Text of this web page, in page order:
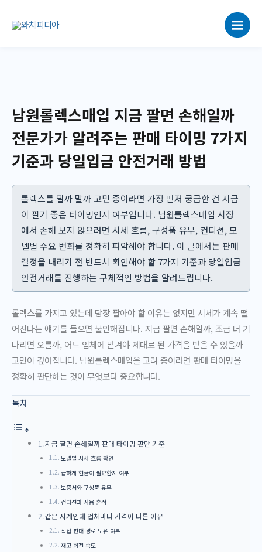
로
남원롤렉스매입 지금 팔면 손해일까
전문가가 알려주는 판매 타이밍 7가지
기준과 당일입금 안전거래 방법
롤렉스를 팔까 말까 고민 중이라면 가장 먼저 궁금한 건 지금
이 팔기 좋은 타이밍인지 여부입니다. 남원롤렉스매입 시장
에서 손해 보지 않으려면 시세 흐름, 구성품 유무, 컨디션, 모
델별 수요 변화를 정확히 파악해야 합니다. 이 글에서는 판매
결정을 내리기 전 반드시 확인해야 할 7가지 기준과 당일입금
안전거래를 진행하는 구체적인 방법을 알려드립니다.
롤렉스를 가지고 있는데 당장 팔아야 할 이유는 없지만 시세가 계속 떨
어진다는 얘기를 들으면 불안해집니다. 지금 팔면 손해일까, 조금 더 기
다리면 오를까, 어느 업체에 맡겨야 제대로 된 가격을 받을 수 있을까
고민이 깊어집니다. 남원롤렉스매입을 고려 중이라면 판매 타이밍을
정확히 판단하는 것이 무엇보다 중요합니다.
목차
지금 팔면 손해일까 판매 타이밍 판단 기준
모델별 시세 흐름 확인
급하게 현금이 필요한지 여부
보증서와 구성품 유무
컨디션과 사용 흔적
같은 시계인데 업체마다 가격이 다른 이유
직접 판매 경로 보유 여부
재고 회전 속도